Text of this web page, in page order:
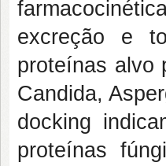
excreção e
proteínas alvo
Candida,
docking
proteínas